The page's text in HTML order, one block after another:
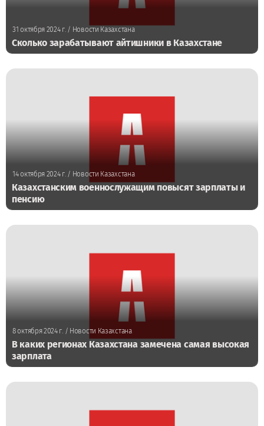
31 октября 2024 г. / Новости Казахстана
Сколько зарабатывают айтишники в Казахстане
14 октября 2024 г./ Новости Казахстана
Казахстанским военнослужащим повысят зарплаты и
пенсию
8 октября 2024 г./ Новости Казахстана
В каких регионах Казахстана замечена самая высокая
зарплата